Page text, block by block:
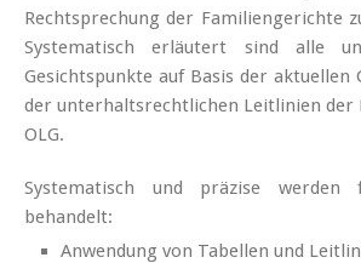
Rechtsprechung der Familiengerichte
Systematisch erläutert sind alle
Gesichtspunkte auf Basis der aktuellen
der unterhaltsrechtlichen Leitlinien der
OLG.
Systematisch und präzise werden
behandelt:
Anwendung von Tabellen und